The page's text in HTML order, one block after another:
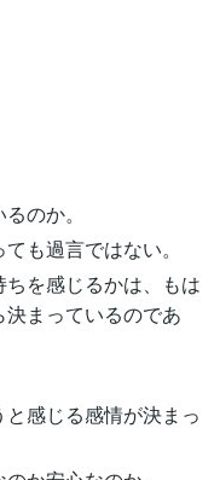
のか。
も過言ではない。
を感じるかは、もは
まっているのであ
感じる感情が決まっ